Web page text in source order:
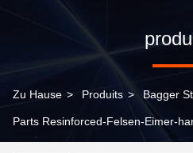
Zu Hause > Produits > Bagger
Parts Resinforced-Felsen-Eimer-